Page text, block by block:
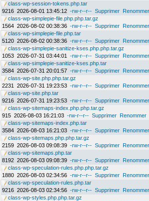
class-wp-session-tokens.php.tar
9216 2026-08-01 13:45:12 -rw-r--r-- Supprimer Renommer
class-wp-simplepie-file.php.php.tar.gz
1564 2026-08-02 00:38:36 -rw-r--r-- Supprimer Renommer
class-wp-simplepie-file.php.tar
5120 2026-08-02 00:38:36 -rw-r--r-- Supprimer Renommer
class-wp-simplepie-sanitize-kses.php.php.tar.gz
1053 2026-07-31 03:44:01 -rw-r--r-- Supprimer Renommer
class-wp-simplepie-sanitize-kses.php.tar
3584 2026-07-31 20:01:57 -rw-r--r-- Supprimer Renommer
class-wp-site.php.php.tar.gz
2231
2026-07-31 19:23:53 -rw-r--r-- Supprimer Renommer
class-wp-site.php.tar
9216 2026-07-31 19:23:53 -rw-r--r-- Supprimer Renommer
class-wp-sitemaps-index.php.php.tar.gz
915 2026-08-03 16:21:03 -rw-r--r-- Supprimer Renommer
class-wp-sitemaps-index.php.tar
3584 2026-08-03 16:21:03 -rw-r--r-- Supprimer Renommer
class-wp-sitemaps.php.php.tar.gz
2159 2026-08-03 09:08:39 -rw-r--r-- Supprimer Renommer
class-wp-sitemaps.php.tar
8192 2026-08-03 09:08:39 -rw-r--r-- Supprimer Renommer
class-wp-speculation-rules.php.php.tar.gz
1880 2026-08-03 02:34:56 -rw-r--r-- Supprimer Renommer
class-wp-speculation-rules.php.tar
9216 2026-08-03 02:34:56 -rw-r--r-- Supprimer Renommer
class-wp-styles.php.php.tar.gz